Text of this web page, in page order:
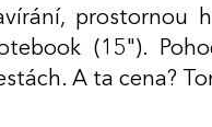
prostornou
(15").
A ta cena?